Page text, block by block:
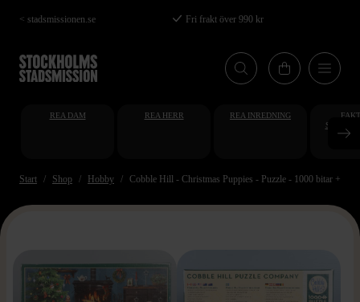
Hoppa
till
huvudinnehåll
< stadsmissionen.se Fri frakt över 990 kr
REA DAM REA HERR REA INREDNING
Start Shop Hobby Cobble Hill - Christmas Puppies - Puzzle - 1000 bitar +